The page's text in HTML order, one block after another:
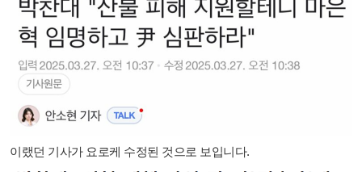
이랬던 기사가 요로케 수정된 것으로 보입니다.